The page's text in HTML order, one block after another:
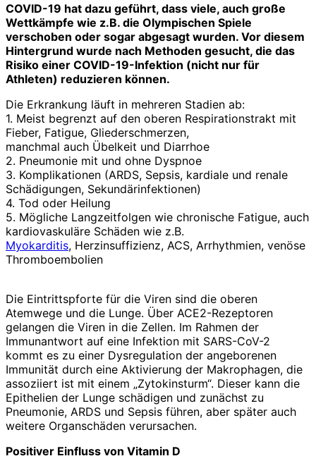
COVID-19 hat dazu geführt, dass viele, auch große
Wettkämpfe wie z.B. die Olympischen Spiele
verschoben oder sogar abgesagt wurden. Vor diesem
Hintergrund wurde nach Methoden gesucht, die das
Risiko einer COVID-19-Infektion (nicht nur für
Athleten) reduzieren können.
Die Erkrankung läuft in mehreren Stadien ab:
1. Meist begrenzt auf den oberen Respirationstrakt mit
Fieber, Fatigue, Gliederschmerzen,
manchmal auch Übelkeit und Diarrhoe
2. Pneumonie mit und ohne Dyspnoe
3. Komplikationen (ARDS, Sepsis, kardiale und renale
Schädigungen, Sekundärinfektionen)
4. Tod oder Heilung
5. Mögliche Langzeitfolgen wie chronische Fatigue, auch
kardiovaskuläre Schäden wie z.B.
Myokarditis, Herzinsuffizienz, ACS, Arrhythmien, venöse
Thromboembolien
Die Eintrittspforte für die Viren sind die oberen
Atemwege und die Lunge. Über ACE2-Rezeptoren
gelangen die Viren in die Zellen. Im Rahmen der
Immunantwort auf eine Infektion mit SARS-CoV-2
kommt es zu einer Dysregulation der angeborenen
Immunität durch eine Aktivierung der Makrophagen, die
assoziiert ist mit einem „Zytokinsturm“. Dieser kann die
Epithelien der Lunge schädigen und zunächst zu
Pneumonie, ARDS und Sepsis führen, aber später auch
weitere Organschäden verursachen.
Positiver Einfluss von Vitamin D